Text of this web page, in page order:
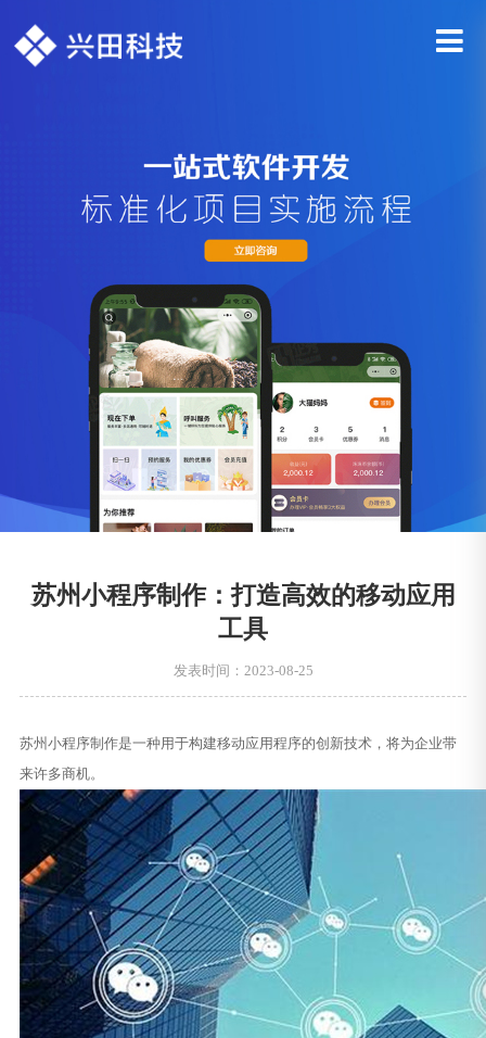
苏州小程序制作：打造高效的移动应用
工具
发表时间：2023-08-25
苏州小程序制作是一种用于构建移动应用程序的创新技术，将为企业带
来许多商机。